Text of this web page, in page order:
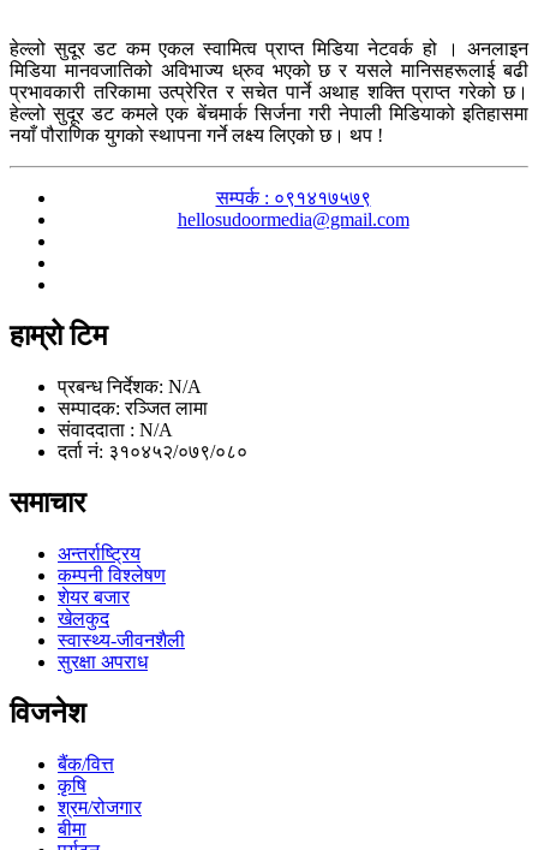
हेल्लो सुदूर डट कम एकल स्वामित्व प्राप्त मिडिया नेटवर्क हो । अनलाइन
मिडिया मानवजातिको अविभाज्य ध्रुव भएको छ र यसले मानिसहरूलाई बढी
प्रभावकारी तरिकामा उत्प्रेरित र सचेत पार्ने अथाह शक्ति प्राप्त गरेको छ।
हेल्लो सुदूर डट कमले एक बेंचमार्क सिर्जना गरी नेपाली मिडियाको इतिहासमा
नयाँ पौराणिक युगको स्थापना गर्ने लक्ष्य लिएको छ। थप !
सम्पर्क : ०९१४१७५७९
hellosudoormedia@gmail.com
हाम्रो टिम
प्रबन्ध निर्देशक: N/A
सम्पादक: रञ्जित लामा
संवाददाता : N/A
दर्ता नं: ३१०४५२/०७९/०८०
समाचार
अन्तर्राष्ट्रिय
कम्पनी विश्लेषण
शेयर बजार
खेलकुद
स्वास्थ्य-जीवनशैली
सुरक्षा अपराध
विजनेश
बैंक/वित्त
कृषि
श्रम/रोजगार
बीमा